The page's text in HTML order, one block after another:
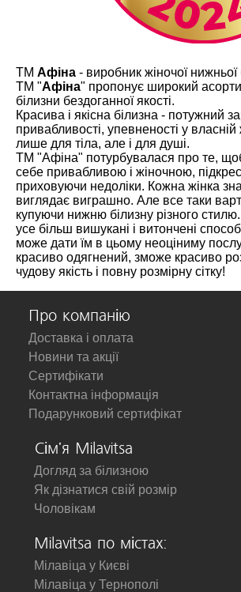
ТМ Афіна - виробник жіночої нижньої
ТМ "Афіна" пропонує широкий
білизни бездоганної якості.
Красива і якісна білизна - потужний
привабливості, упевненості у
лише для тіла, але і для душі.
ТМ "Афіна" потурбувалася про те,
себе привабливою і жіночною,
приховуючи недоліки. Кожна жінка
виглядає виграшно. Але все таки
купуючи нижню білизну різного
усе більш вишукані і витончені
може дати їм в цьому неоціниму
красиво одягнений, зможе красиво
чудову якість і повну розмірну сітку!
Про компанію
Доставка і оплата
Новини та акції
Сертифікати
Контактна інформація
Подарунковий сертифікат
Сім'я Milavitsa
Догляд за білизною
Як дізнатися свій розмір
Чоловікам
Milavitsa по містах:
Мілавіца у Києві
Мілавіца у Тернополі